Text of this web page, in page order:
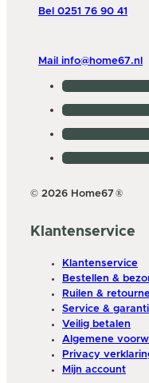
Bel 0251 76 90 41
Mail info@home67.nl
© 2026 Home67 ®
Klantenservice
Klantenservice
Bestellen &
Ruilen &
Service &
Veilig betalen
Algemene
Privacy
Mijn account